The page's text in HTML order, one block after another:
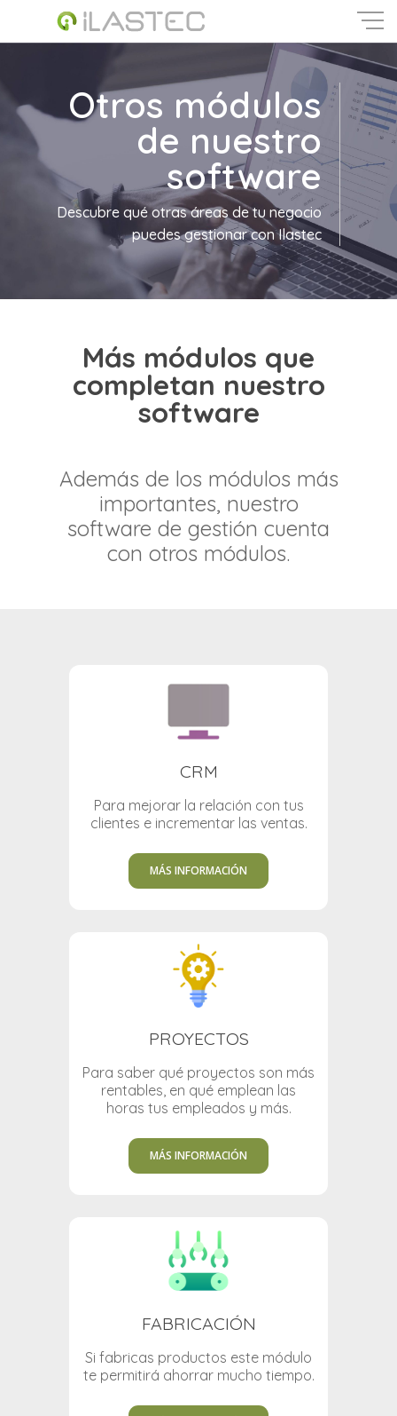
main
Otros módulos
de nuestro
software
Descubre qué otras áreas de tu negocio
puedes gestionar con Ilastec
Más módulos que
completan nuestro
software
Además de los módulos más
importantes, nuestro
software de gestión cuenta
con otros módulos.
CRM
Para mejorar la relación con tus
clientes e incrementar las ventas.
MÁS INFORMACIÓN
PROYECTOS
Para saber qué proyectos son más
rentables, en qué emplean las
horas tus empleados y más.
MÁS INFORMACIÓN
FABRICACIÓN
Si fabricas productos este módulo
te permitirá ahorrar mucho tiempo.
Close
Menu